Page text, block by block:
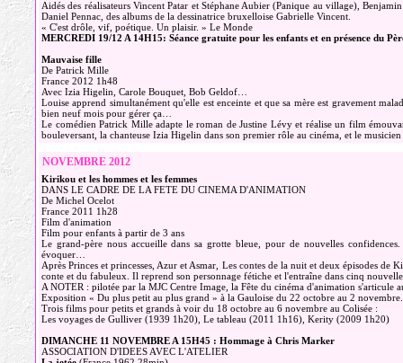
Aidés des réalisateurs Vincent Patar et Stéphane Aubier (Panique au village),
Daniel Pennac, des albums de la dessinatrice bruxelloise Gabrielle Vincent.
« C'est drôle, vif, poétique. Un plaisir. » Le Monde
MERCREDI 19/12 A 14H15: Séance gratuite pour les enfants et en présence du
Mauvaise fille
De Patrick Mille
France 2012 1h48
Avec Izia Higelin, Carole Bouquet, Bob Geldof…
Louise apprend simultanément qu'elle est enceinte et que sa mère est gravement
bien neuf mois pour gérer ça…
Le comédien Patrick Mille adapte le roman de Justine Lévy et réalise un film
bouleversant, la chanteuse Izia Higelin dans son premier rôle au cinéma, et le
NOVEMBRE 2012
Kirikou et les hommes et les femmes
DANS LE CADRE DE LA FETE DU CINEMA D'ANIMATION
De Michel Ocelot
France 2011 1h28
Film d'animation
Film pour enfants à partir de 3 ans
Le grand-père nous accueille dans sa grotte bleue, pour de nouvelles
évoquer…
Après Princes et princesses, Azur et Asmar, Les contes de la nuit et deux épisodes
conte et du fabuleux. Il reprend son personnage fétiche et l'entraîne dans cinq
A NOTER : pilotée par la MJC Centre Image, la Fête du cinéma d'animation s'articule
Exposition « Du plus petit au plus grand » à la Gauloise du 22 octobre au 2 novembre.
Trois films pour petits et grands à voir du 18 octobre au 6 novembre au Colisée :
Les voyages de Gulliver (1939 1h20), Le tableau (2011 1h16), Kerity (2009 1h20)
DIMANCHE 11 NOVEMBRE A 15H45 : Hommage à Chris Marker
ASSOCIATION D'IDEES AVEC L'ATELIER